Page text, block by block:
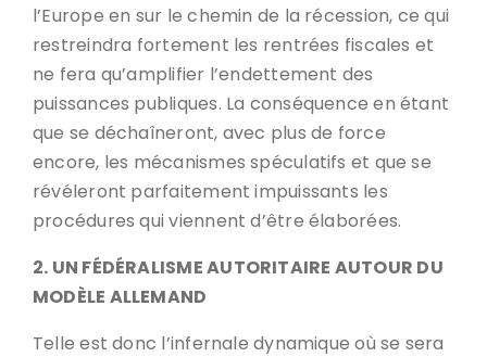
l’Europe en sur le chemin de la récession, ce qui
restreindra fortement les rentrées fiscales et
ne fera qu’amplifier l’endettement des
puissances publiques. La conséquence en étant
que se déchaîneront, avec plus de force
encore, les mécanismes spéculatifs et que se
révéleront parfaitement impuissants les
procédures qui viennent d’être élaborées.
2. UN FÉDÉRALISME AUTORITAIRE AUTOUR DU
MODÈLE ALLEMAND
Telle est donc l’infernale dynamique où se sera